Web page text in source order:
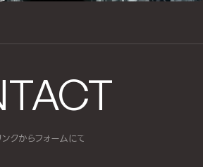
クからフォームにて